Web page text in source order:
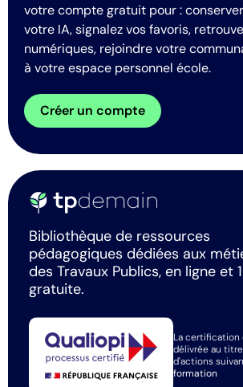
votre compte gratuit pour :
votre IA, signalez vos favoris,
numériques, rejoindre votre
à votre espace personnel école.
Créer un compte
Bibliothèque de ressources
pédagogiques dédiées aux
des Travaux Publics, en ligne et
gratuite.
La certification
délivrée au
d'actions
formation